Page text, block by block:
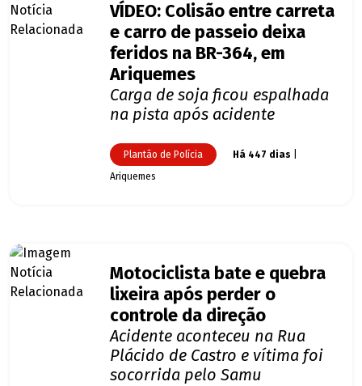
VÍDEO: Colisão entre carreta
e carro de passeio deixa
feridos na BR-364, em
Ariquemes
Carga de soja ficou espalhada
na pista após acidente
Plantão de Polícia Há 447 dias
Ariquemes
Motociclista bate e quebra
lixeira após perder o
controle da direção
Acidente aconteceu na Rua
Plácido de Castro e vítima foi
socorrida pelo Samu